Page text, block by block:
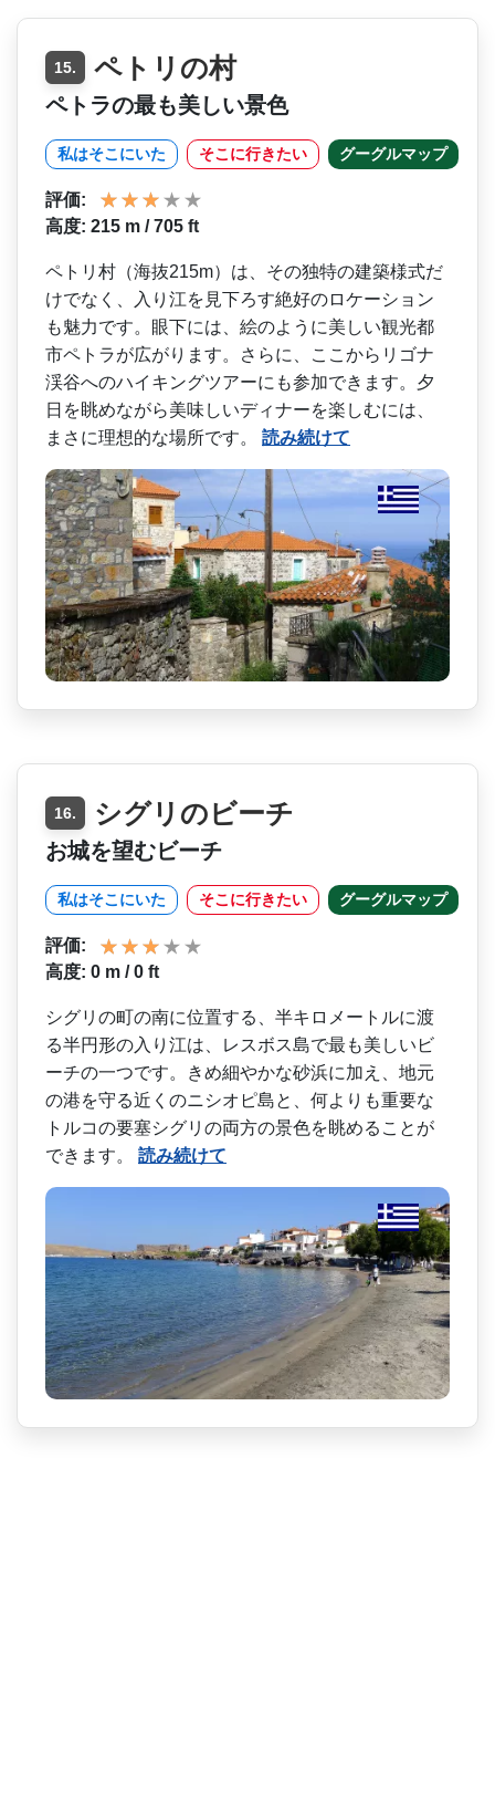
15. ペトリの村
ペトラの最も美しい景色
私はそこにいた そこに行きたい グーグルマップ
評価:
高度: 215 m / 705 ft
ペトリ村（海抜215m）は­、その独特の建築様式だ
けでなく、入り江を見下ろす­絶好のロケーション
も魅力です。眼下には、絵のよう­に美しい観光都
市ペトラが広がります。さらに、ここ­からリゴナ
渓谷へのハイキングツアーにも参加できま­す。夕
日を眺めながら美味しいディナーを楽しむには­、
まさに理想的な場所です。 読み続けて
16. シグリのビーチ
お城を望むビーチ
私はそこにいた そこに行きたい グーグルマップ
評価:
高度: 0 m / 0 ft
シグリの町の南に位置する、­半キロメートルに渡
る半円形の入り江は、レスボス島­で最も美しいビ
ーチの一つです。きめ細やかな砂浜に­加え、地元
の港を守る近くのニシオピ島と、何よりも­重要な
トルコの要塞シグリの両方の景色を眺めること­が
できます。 読み続けて